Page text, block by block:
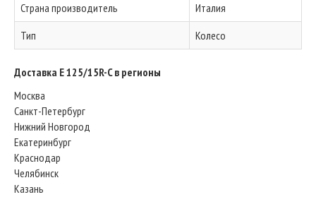
Страна производитель
Италия
Тип
Колесо
Доставка E 125/15R-C в регионы
Москва
Санкт-Петербург
Нижний Новгород
Екатеринбург
Краснодар
Челябинск
Казань